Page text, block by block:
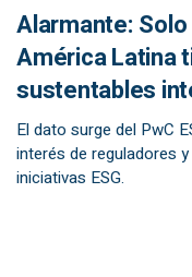
Alarmante:
América Latina
sustentables
El dato surge del PwC
interés de reguladores
iniciativas ESG.